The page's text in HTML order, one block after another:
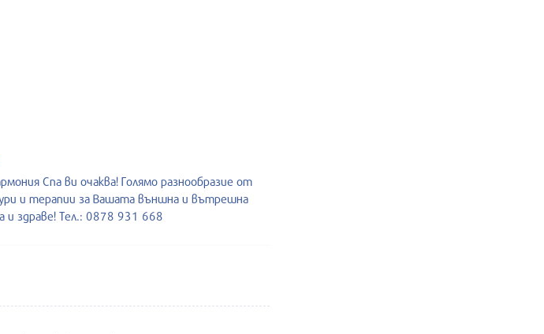
Спа ви очаква! Голямо разнообразие от
и терапии за Вашата външна и вътрешна
и здраве! Тел.: 0878 931 668